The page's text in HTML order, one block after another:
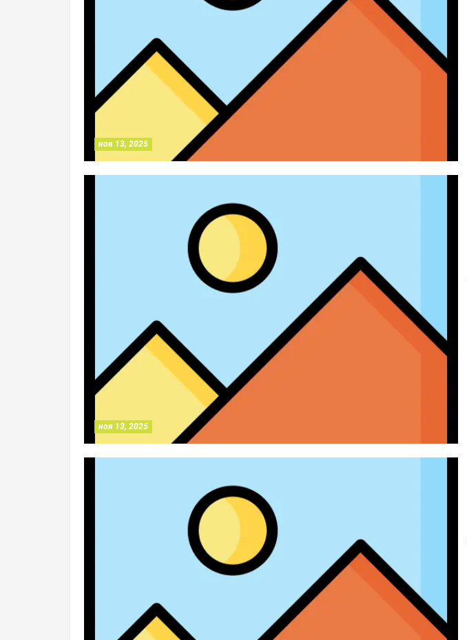
ноя 13, 2025
ноя 13, 2025